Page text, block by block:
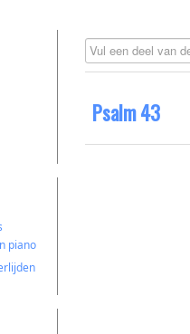
piano
Vul een deel van
Psalm 43